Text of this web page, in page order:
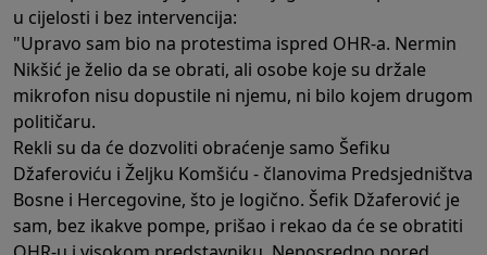
u cijelosti i bez intervencija:
"Upravo sam bio na protestima ispred OHR-a. Nermin
Nikšić je želio da se obrati, ali osobe koje su držale
mikrofon nisu dopustile ni njemu, ni bilo kojem drugom
političaru.
Rekli su da će dozvoliti obraćenje samo Šefiku
Džaferoviću i Željku Komšiću - članovima Predsjedništva
Bosne i Hercegovine, što je logično. Šefik Džaferović je
sam, bez ikakve pompe, prišao i rekao da će se obratiti